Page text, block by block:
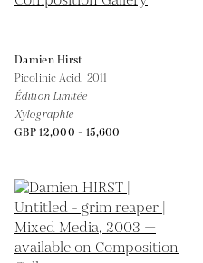
Damien Hirst
Picolinic Acid, 2011
Édition Limitée
Xylographie
GBP 12,000 - 15,600